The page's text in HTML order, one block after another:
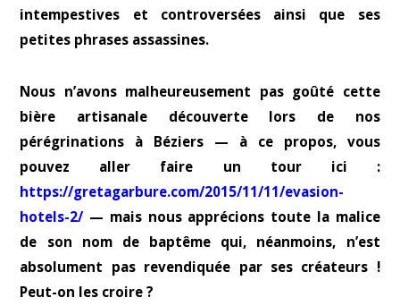
intempestives et controversées ainsi que ses
petites phrases assassines.
Nous n’avons malheureusement pas goûté cette
bière artisanale découverte lors de nos
pérégrinations à Béziers — à ce propos, vous
pouvez aller faire un tour ici :
https://gretagarbure.com/2015/11/11/evasion-
hotels-2/ — mais nous apprécions toute la malice
de son nom de baptême qui, néanmoins, n’est
absolument pas revendiquée par ses créateurs !
Peut-on les croire ?